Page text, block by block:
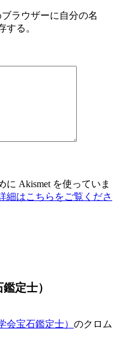
ラウザーに自分の名
する。
Akismet を使っていま
細はこちらをご覧くださ
定士）
会宝石鑑定士） のクロム